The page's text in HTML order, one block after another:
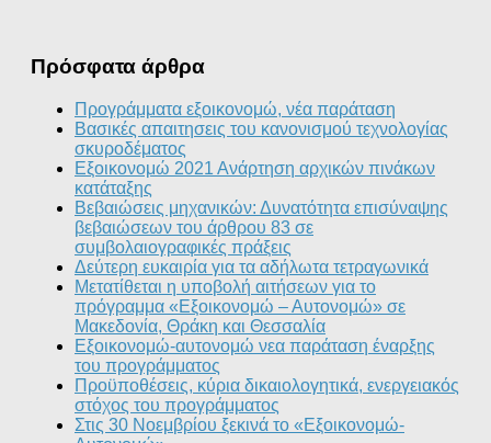
Πρόσφατα άρθρα
Προγράμματα εξοικονομώ, νέα παράταση
Βασικές απαιτησεις του κανονισμού τεχνολογίας
σκυροδέματος
Εξοικονομώ 2021 Ανάρτηση αρχικών πινάκων
κατάταξης
Βεβαιώσεις μηχανικών: Δυνατότητα επισύναψης
βεβαιώσεων του άρθρου 83 σε
συμβολαιογραφικές πράξεις
Δεύτερη ευκαιρία για τα αδήλωτα τετραγωνικά
Μετατίθεται η υποβολή αιτήσεων για το
πρόγραμμα «Εξοικονομώ – Αυτονομώ» σε
Μακεδονία, Θράκη και Θεσσαλία
Εξοικονομώ-αυτονομώ νεα παράταση έναρξης
του προγράμματος
Προϋποθέσεις, κύρια δικαιολογητικά, ενεργειακός
στόχος του προγράμματος
Στις 30 Νοεμβρίου ξεκινά το «Εξοικονομώ-